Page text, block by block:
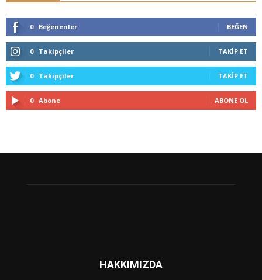
0 Beğenenler BEĞEN
0 Takipçiler TAKIP ET
0 Takipçiler TAKIP ET
0 Abone ABONE OL
HAKKIMIZDA